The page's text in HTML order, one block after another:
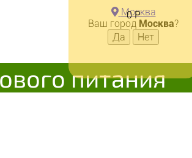
0Р
Москва
Ваш город Москва?
питания
В